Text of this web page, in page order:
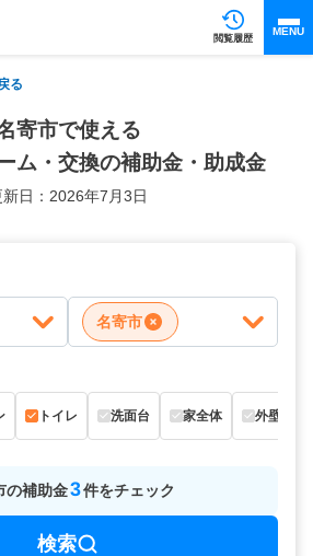
閲覧履歴
MENU
る
寄市で使える
ム・交換の補助金・助成金
新日：2026年7月3日
名寄市
トイレ 洗面台 家全体 外壁
の補助金3件をチェック
検索